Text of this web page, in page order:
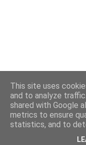
This site uses
and to analyze
shared with Google
metrics to ensure
statistics, and to